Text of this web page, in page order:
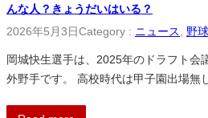
んな人？きょうだいはいる？
2026年5月3日Category : ニュース, 野球
岡城快生選手は、2025年のドラフト会
外野手です。 高校時代は甲子園出場無